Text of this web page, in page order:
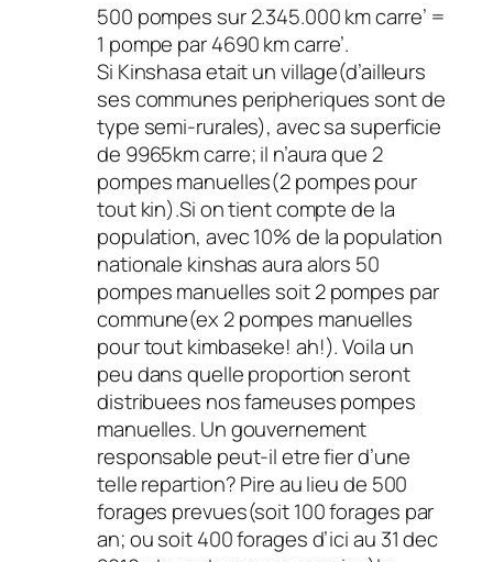
500 pompes sur 2.345.000 km carre’ =
1 pompe par 4690 km carre’.
Si Kinshasa etait un village(d’ailleurs
ses communes peripheriques sont de
type semi-rurales), avec sa superficie
de 9965km carre; il n’aura que 2
pompes manuelles(2 pompes pour
tout kin).Si on tient compte de la
population, avec 10% de la population
nationale kinshas aura alors 50
pompes manuelles soit 2 pompes par
commune(ex 2 pompes manuelles
pour tout kimbaseke! ah!). Voila un
peu dans quelle proportion seront
distribuees nos fameuses pompes
manuelles. Un gouvernement
responsable peut-il etre fier d’une
telle repartion? Pire au lieu de 500
forages prevues(soit 100 forages par
an; ou soit 400 forages d’ici au 31 dec